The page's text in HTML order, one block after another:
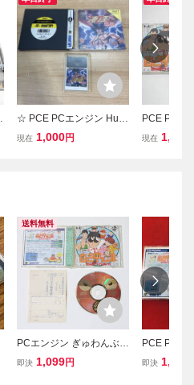
☆ PCE PCエンジン Huカ
ード 凄ノ王伝説 すさのお
現在 1,000円
PCE PCエ
M2 ソフト
現在 1,500
送料無料
PCエンジン ぎゅわんぶら
あ自己中心派 激闘36雀士
即決 1,099円
PCE PCエ
んぶらあ自
即決 1,000